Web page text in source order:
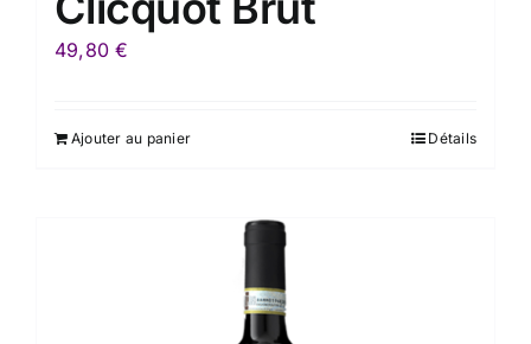
49,80€
Ajouter au panier Détails